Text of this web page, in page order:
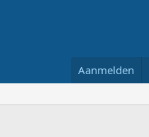
Aanmelden